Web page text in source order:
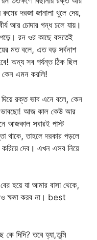
দরজা জানালা খুলে দেয়,
আর চোদার গন্ধ চলে যায়।
পড়ে। রন ওর কাছে বসতেই
মত বলে, এত বড় সর্বনাশ
অন্য সব পর্যন্ত ঠিক ছিল
কেন এমন করলি!
রক্ত ভাব এনে বলে, কেন
ভাবছো! আজ কাল কেউ আর
আজকাল সবারই পাস্ট
থাকে, তাহলে দরকার পড়লে
করিয়ে দেব। এখন এসব নিয়ে
হয়ে যা আমার বাসা থেকে,
ক্ষমা করব না। best
দিদি? তবে হ্যা,তুমি